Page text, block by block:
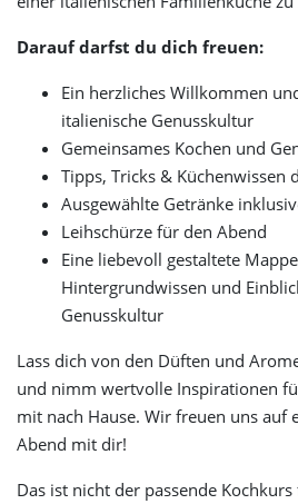
Darauf darfst du dich freuen:
Ein herzliches Willkommen
italienische Genusskultur
Gemeinsames Kochen und
Tipps, Tricks & Küchenwissen
Ausgewählte Getränke
Leihschürze für den Abend
Eine liebevoll gestaltete
Hintergrundwissen und
Genusskultur
Lass dich von den Düften und
und nimm wertvolle Inspirationen
mit nach Hause. Wir freuen uns auf
Abend mit dir!
Das ist nicht der passende